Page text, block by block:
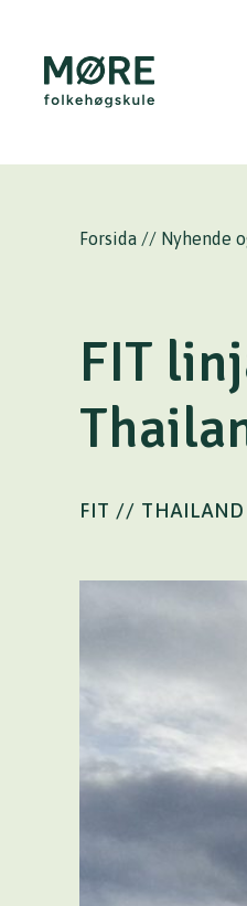
Forsida // Nyhende
FIT
FIT // THAILAND